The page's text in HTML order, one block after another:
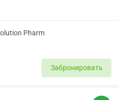
Pharm
Забронировать